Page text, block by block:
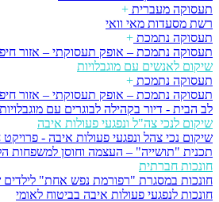
תעסוקה מעברית +
רשת מסעדות מאי וואי
תעסוקה נתמכת +
תעסוקה נתמכת – אופק תעסוקתי – אזור
שיקום לאנשים עם מוגבלויות
תעסוקה נתמכת +
תעסוקה נתמכת – אופק תעסוקתי – אזור
לב הבית - דיור בקהילה לבוגרים עם מוגבלויות
שיקום לנכי צה"ל ונפגעי פעולות איבה
שיקום נכי צהל ונפגעי פעולות איבה -
תכנית "תושייה" – העצמה וחוסן למשפחות
חונכות חברתית
חונכות במסגרת "רפורמת נפש אחת"
חונכות לנפגעי פעולות איבה בביטוח לאומי